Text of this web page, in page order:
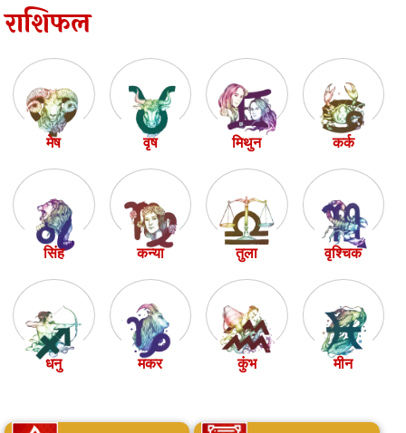
राशिफल
मेष वृष मिथुन कर्क
सिंह कन्या तुला वृश्चिक
धनु मकर कुंभ मीन